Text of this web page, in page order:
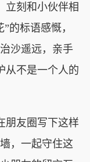
立刻和小伙伴相
的标语感慨，
沙遥远，亲手
从不是一个人的
友圈写下这样
，一起守住这